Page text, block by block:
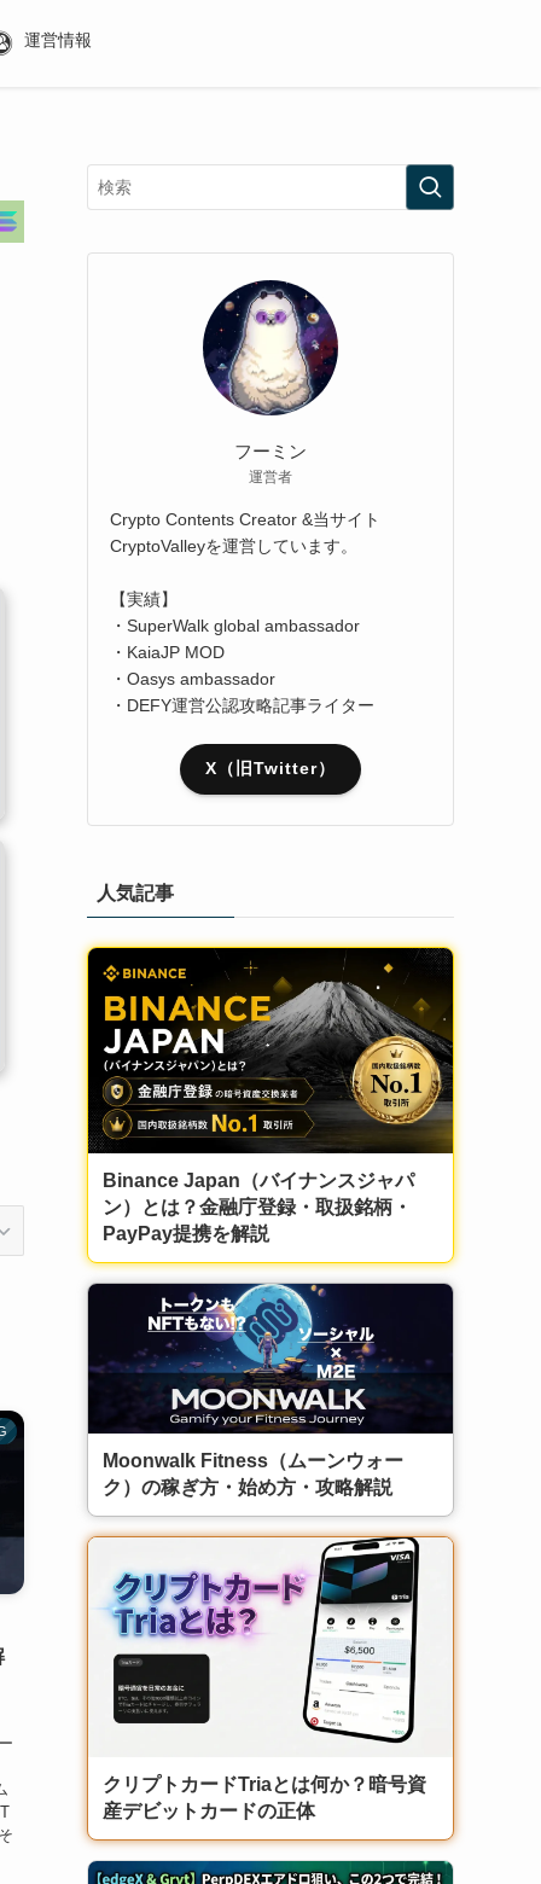
運営情報
フーミン
運営者
Crypto Contents Creator &当サイト
CryptoValleyを運営しています。
【実績】
・SuperWalk global ambassador
・KaiaJP MOD
・Oasys ambassador
・DEFY運営公認攻略記事ライター
X（旧Twitter）
人気記事
Binance Japan（バイナンスジャパ
ン）とは？金融庁登録・取扱銘柄・
PayPay提携を解説
Moonwalk Fitness（ムーンウォー
ク）の稼ぎ方・始め方・攻略解説
クリプトカードTriaとは何か？暗号資
産デビットカードの正体